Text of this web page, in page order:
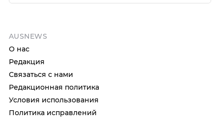
AUSNEWS
О нас
Редакция
Связаться с нами
Редакционная политика
Условия использования
Политика исправлений